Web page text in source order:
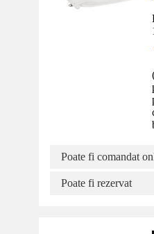
Poate fi comandat
Poate fi rezervat